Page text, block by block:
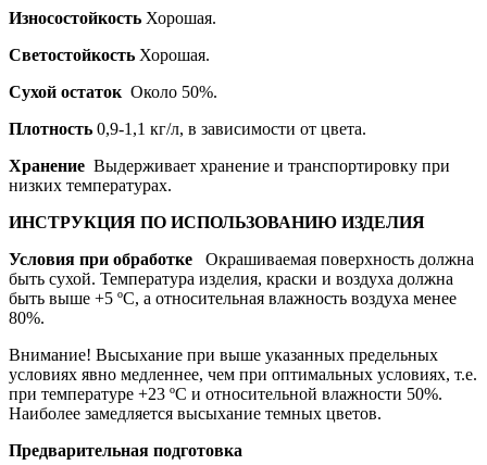
Износостойкость Хорошая.
Светостойкость Хорошая.
Сухой остаток Около 50%.
Плотность 0,9-1,1 кг/л, в зависимости от цвета.
Хранение Выдерживает хранение и транспортировку при
низких температурах.
ИНСТРУКЦИЯ ПО ИСПОЛЬЗОВАНИЮ ИЗДЕЛИЯ
Условия при обработке Окрашиваемая поверхность должна
быть сухой. Температура изделия, краски и воздуха должна
быть выше +5 ºС, а относительная влажность воздуха менее
80%.
Внимание! Высыхание при выше указанных предельных
условиях явно медленнее, чем при оптимальных условиях, т.е.
при температуре +23 ºС и относительной влажности 50%.
Наиболее замедляется высыхание темных цветов.
Предварительная подготовка